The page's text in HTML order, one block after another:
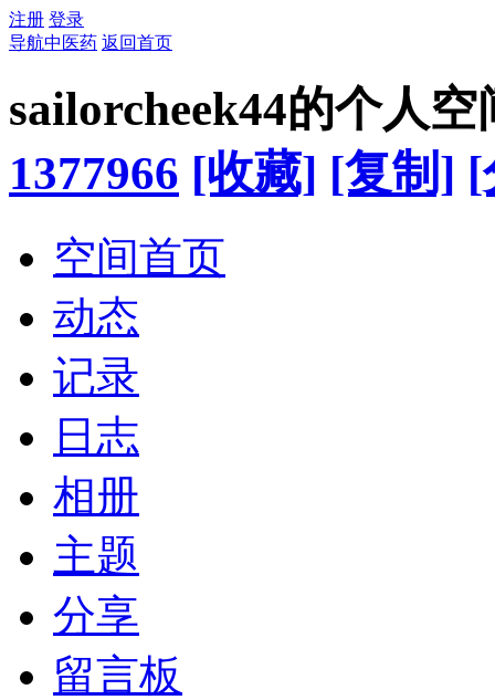
注册 登录
导航中医药 返回首页
sailorcheek44的个人空
1377966 [收藏] [复制] [
空间首页
动态
记录
日志
相册
主题
分享
留言板